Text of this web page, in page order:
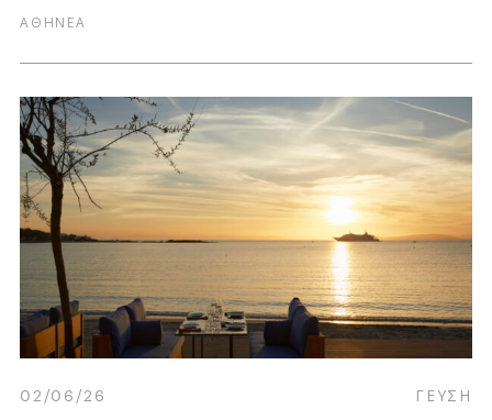
ΑΘΗΝΕΑ
02/06/26 ΓΕΥΣΗ